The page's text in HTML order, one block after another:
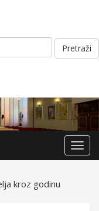
Pretraži:
kroz godinu